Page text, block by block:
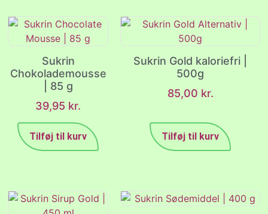
Sukrin
Chokolademousse
| 85 g
39,95 kr.
Tilføj til kurv
Sukrin Gold kaloriefri |
500g
85,00 kr.
Tilføj til kurv